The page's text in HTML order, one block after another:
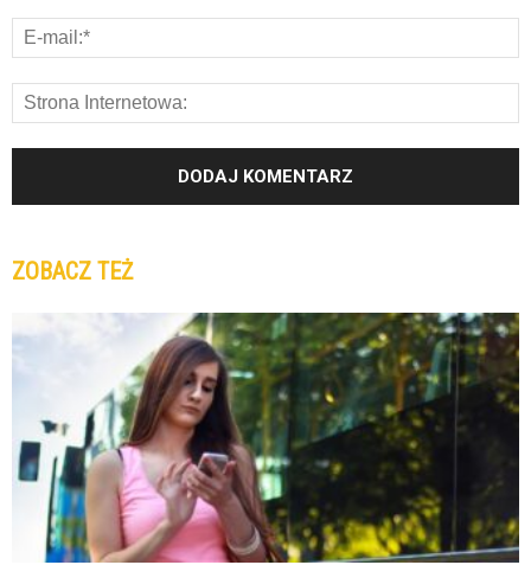
ZOBACZ TEŻ